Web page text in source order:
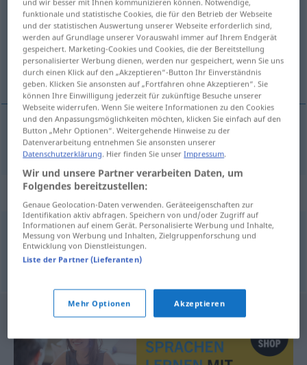
Übersicht aller Übersetzungen
(Für mehr Details die Übersetzung anklicken/antippen)
miejscowość rodzinna
miejscowośćrodzinna Heimatort
Synonyme für "Heimatort"
Domizil,Wohnsitz,Sitz,Heim,Residenz
funktionale und statistische Cookies, die für den Betrieb der Webseite
und der statistischen Auswertung unserer Webseite erforderlich sind,
werden auf Grundlage unserer Vorauswahl immer auf Ihrem Endgerät
gespeichert. Marketing-Cookies und Cookies, die der Bereitstellung
personalisierter Werbung dienen, werden nur gespeichert, wenn Sie uns
durch einen Klick auf den „Akzeptieren“-Button Ihr Einverständnis
geben. Klicken Sie ansonsten auf „Fortfahren ohne Akzeptieren“. Sie
können Ihre Einwilligung jederzeit für zukünftige Besuche unserer
Webseite widerrufen. Wenn Sie weitere Informationen zu den Cookies
und den Anpassungsmöglichkeiten möchten, klicken Sie einfach auf den
Button „Mehr Optionen“. Weitergehende Hinweise zu der
Datenverarbeitung entnehmen Sie ansonsten unserer
Datenschutzerklärung . Hier finden Sie unserImpressum
Wir und unsere Partner verarbeiten Daten, um
Folgendes bereitzustellen:
Genaue Geolocation-Daten verwenden. Geräteeigenschaften zur
Identifikation aktiv abfragen. Speichern von und/oder Zugriff auf
Informationen auf einem Gerät. Personalisierte Werbung und Inhalte,
Messung von Werbung und Inhalten, Zielgruppenforschung und
Entwicklung von Dienstleistungen.
Liste der Partner (Lieferanten)
Mehr Optionen Akzeptieren